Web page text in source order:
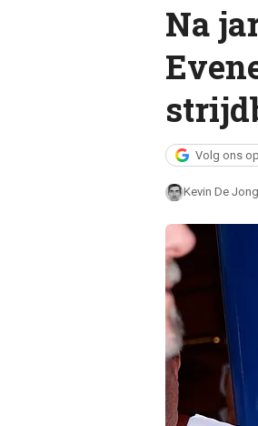
Na
Volg ons
Kevin De